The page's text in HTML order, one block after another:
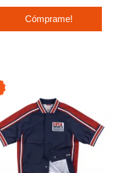
Cómprame!